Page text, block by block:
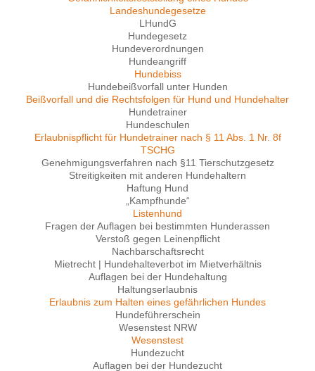
Landeshundegesetze
LHundG
Hundegesetz
Hundeverordnungen
Hundeangriff
Hundebiss
Hundebeißvorfall unter Hunden
Beißvorfall und die Rechtsfolgen für Hund und Hundehalter
Hundetrainer
Hundeschulen
Erlaubnispflicht für Hundetrainer nach § 11 Abs. 1 Nr. 8f
TSCHG
Genehmigungsverfahren nach §11 Tierschutzgesetz
Streitigkeiten mit anderen Hundehaltern
Haftung Hund
„Kampfhunde“
Listenhund
Fragen der Auflagen bei bestimmten Hunderassen
Verstoß gegen Leinenpflicht
Nachbarschaftsrecht
Mietrecht | Hundehalteverbot im Mietverhältnis
Auflagen bei der Hundehaltung
Haltungserlaubnis
Erlaubnis zum Halten eines gefährlichen Hundes
Hundeführerschein
Wesenstest NRW
Wesenstest
Hundezucht
Auflagen bei der Hundezucht